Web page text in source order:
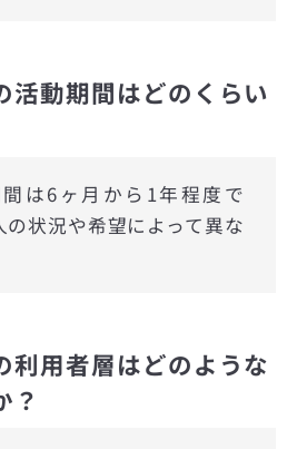
活動期間はどのくらい
は6ヶ月から1年程度で
の状況や希望によって異な
利用者層はどのような
？